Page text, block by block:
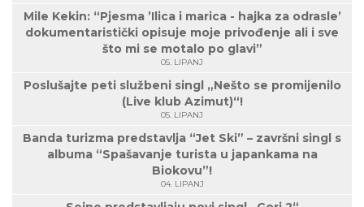
Mile Kekin: “Pjesma ’Ilica i marica - hajka za odrasle’
dokumentaristički opisuje moje privođenje ali i sve
što mi se motalo po glavi”
05. LIPANJ
Poslušajte peti službeni singl „Nešto se promijenilo
(Live klub Azimut)“!
05. LIPANJ
Banda turizma predstavlja “Jet Ski” – završni singl s
albuma “Spašavanje turista u japankama na
Biokovu”!
04. LIPANJ